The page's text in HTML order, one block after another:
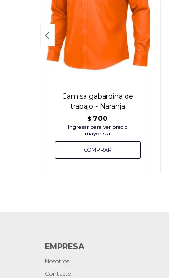
Camisa gabardina de
trabajo - Naranja
$ 700

EMPRESA
Nosotros
Contacto